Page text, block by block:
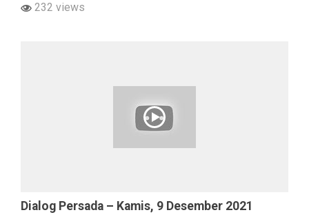
232 views
Dialog Persada – Kamis, 9 Desember 2021